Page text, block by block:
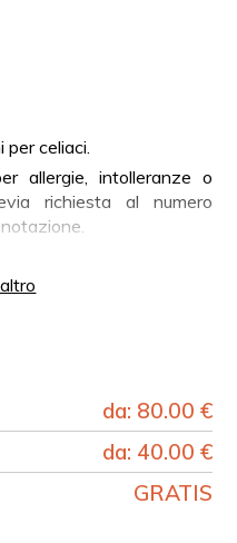
celiaci.
allergie, intolleranze o
richiesta al numero
le necessarie
e introduzione
tradizione locale
da: 80.00 €
da: 40.00 €
GRATIS